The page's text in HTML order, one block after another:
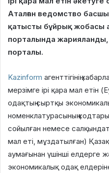
Аталған ведомство
қатысты бұйрық жобасы
порталында
порталы.
Kazinform агенттігінің
мерзімге ірі қара мал етін
одақтың сыртқы
номенклатурасының
сойылған немесе
мал еті, мұздатылған)
аумағынан үшінші елдерге
экономикалық одақ